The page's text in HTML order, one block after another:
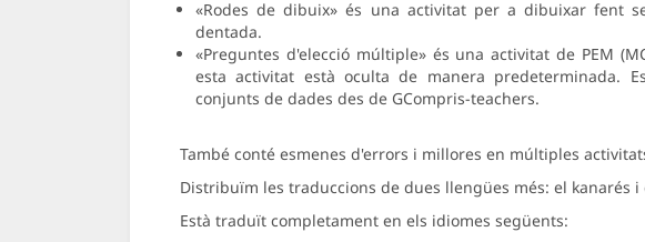
«Rodes de dibuix» és una activitat per a dibuixar fent
dentada.
«Preguntes d'elecció múltiple» és una activitat de PEM
esta activitat està oculta de manera predeterminada.
conjunts de dades des de GCompris-teachers.
També conté esmenes d'errors i millores en múltiples
Distribuïm les traduccions de dues llengües més: el kanarés i
Està traduït completament en els idiomes següents: